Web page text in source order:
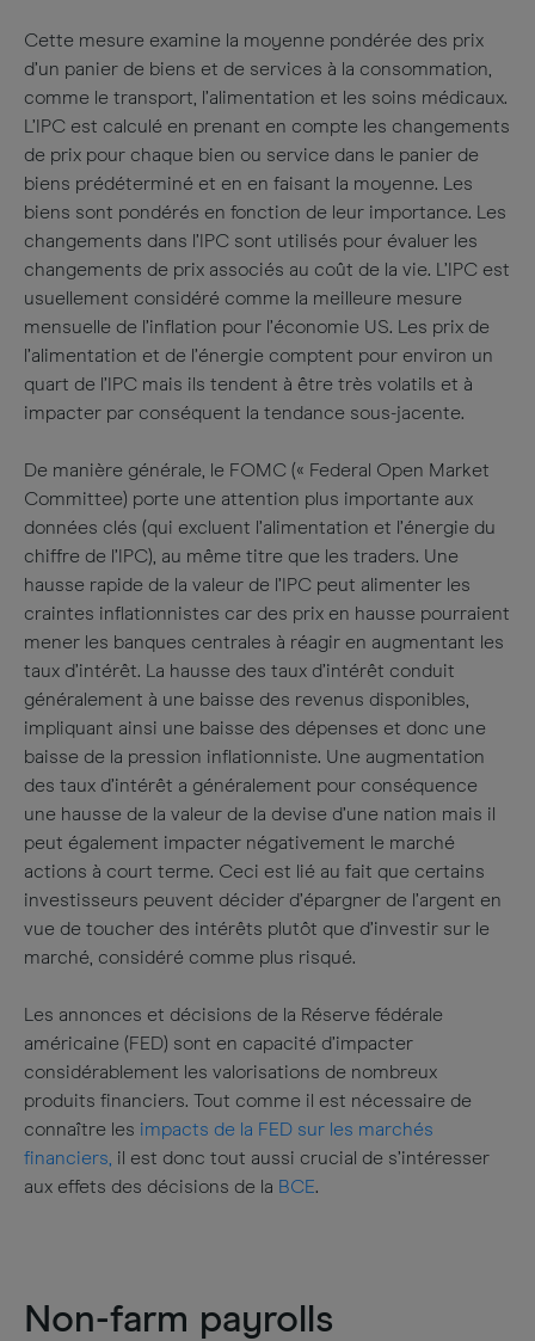
Cette mesure examine la moyenne pondérée des prix
d’un panier de biens et de services à la consommation,
comme le transport, l’alimentation et les soins médicaux.
L’IPC est calculé en prenant en compte les changements
de prix pour chaque bien ou service dans le panier de
biens prédéterminé et en en faisant la moyenne. Les
biens sont pondérés en fonction de leur importance. Les
changements dans l’IPC sont utilisés pour évaluer les
changements de prix associés au coût de la vie. L’IPC est
usuellement considéré comme la meilleure mesure
mensuelle de l’inflation pour l’économie US. Les prix de
l’alimentation et de l’énergie comptent pour environ un
quart de l’IPC mais ils tendent à être très volatils et à
impacter par conséquent la tendance sous-jacente.
De manière générale, le FOMC (« Federal Open Market
Committee) porte une attention plus importante aux
données clés (qui excluent l’alimentation et l’énergie du
chiffre de l’IPC), au même titre que les traders. Une
hausse rapide de la valeur de l’IPC peut alimenter les
craintes inflationnistes car des prix en hausse pourraient
mener les banques centrales à réagir en augmentant les
taux d’intérêt. La hausse des taux d’intérêt conduit
généralement à une baisse des revenus disponibles,
impliquant ainsi une baisse des dépenses et donc une
baisse de la pression inflationniste. Une augmentation
des taux d’intérêt a généralement pour conséquence
une hausse de la valeur de la devise d’une nation mais il
peut également impacter négativement le marché
actions à court terme. Ceci est lié au fait que certains
investisseurs peuvent décider d’épargner de l’argent en
vue de toucher des intérêts plutôt que d’investir sur le
marché, considéré comme plus risqué.
Les annonces et décisions de la Réserve fédérale
américaine (FED) sont en capacité d’impacter
considérablement les valorisations de nombreux
produits financiers. Tout comme il est nécessaire de
connaître les impacts de la FED sur les marchés
financiers, il est donc tout aussi crucial de s’intéresser
aux effets des décisions de la BCE.
Non-farm payrolls